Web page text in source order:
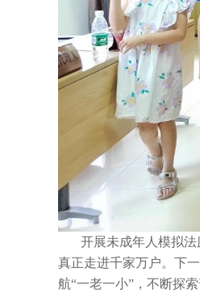
开展未成年人模拟
真正走进千家万户。下
航“一老一小”，不断探